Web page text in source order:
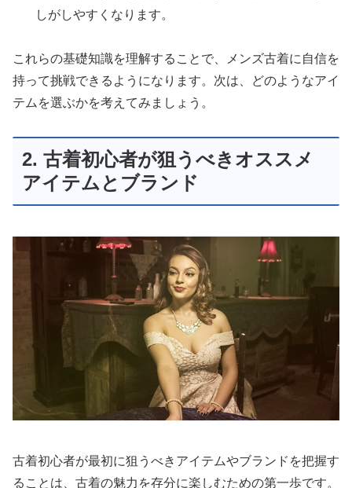
しがしやすくなります。
これらの基礎知識を理解することで、メンズ古着に自信を
持って挑戦できるようになります。次は、どのようなアイ
テムを選ぶかを考えてみましょう。
2. 古着初心者が狙うべきオススメ
アイテムとブランド
古着初心者が最初に狙うべきアイテムやブランドを把握す
ることは、古着の魅力を存分に楽しむための第一歩です。